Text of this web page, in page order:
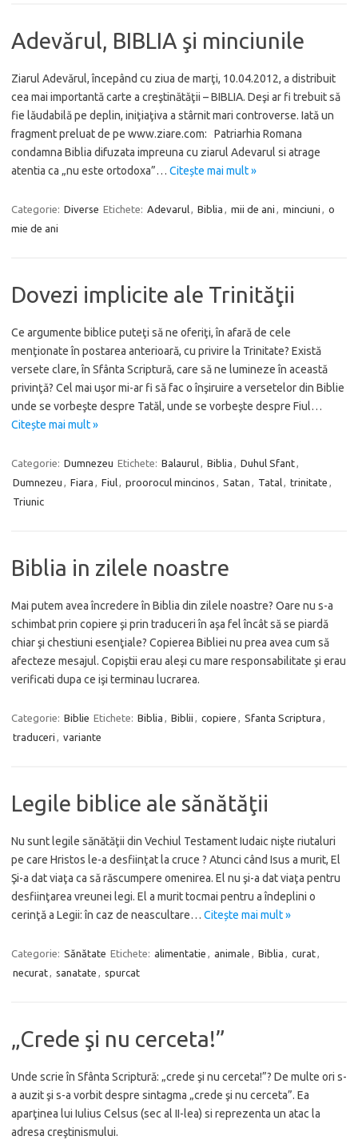
Adevărul, BIBLIA şi minciunile
Ziarul Adevărul, începând cu ziua de marţi, 10.04.2012, a distribuit
cea mai importantă carte a creştinătăţii – BIBLIA. Deşi ar fi trebuit să
fie lăudabilă pe deplin, iniţiaţiva a stârnit mari controverse. Iată un
fragment preluat de pe www.ziare.com: Patriarhia Romana
condamna Biblia difuzata impreuna cu ziarul Adevarul si atrage
atentia ca „nu este ortodoxa”… Citește mai mult »
Categorie: Diverse Etichete: Adevarul Biblia mii de ani minciuni
o
mie de ani
Dovezi implicite ale Trinităţii
Ce argumente biblice puteţi să ne oferiţi, în afară de cele
menţionate în postarea anterioară, cu privire la Trinitate? Există
versete clare, în Sfânta Scriptură, care să ne lumineze în această
privinţă? Cel mai uşor mi-ar fi să fac o înşiruire a versetelor din Biblie
unde se vorbeşte despre Tatăl, unde se vorbeşte despre Fiul…
Citește mai mult »
Categorie: Dumnezeu Etichete: Balaurul Biblia Duhul Sfant
Dumnezeu
Fiara Fiul proorocul mincinos Satan Tatal trinitate
Triunic
Biblia in zilele noastre
Mai putem avea încredere în Biblia din zilele noastre? Oare nu s-a
schimbat prin copiere şi prin traduceri în aşa fel încât să se piardă
chiar şi chestiuni esenţiale? Copierea Bibliei nu prea avea cum să
afecteze mesajul. Copiştii erau aleşi cu mare responsabilitate şi erau
verificati dupa ce işi terminau lucrarea.
Categorie: Biblie Etichete: Biblia Biblii copiere Sfanta Scriptura
traduceri
variante
Legile biblice ale sănătăţii
Nu sunt legile sănătăţii din Vechiul Testament Iudaic nişte riutaluri
pe care Hristos le-a desfiinţat la cruce ? Atunci când Isus a murit, El
Şi-a dat viaţa ca să răscumpere omenirea. El nu şi-a dat viaţa pentru
desfiinţarea vreunei legi. El a murit tocmai pentru a îndeplini o
cerinţă a Legii: în caz de neascultare… Citește mai mult »
Categorie: Sănătate Etichete: alimentatie animale Biblia curat
necurat
sanatate spurcat
„Crede şi nu cerceta!”
Unde scrie în Sfânta Scriptură: „crede şi nu cerceta!”? De multe ori s-
a auzit şi s-a vorbit despre sintagma „crede şi nu cerceta”. Ea
aparţinea lui Iulius Celsus (sec al II-lea) si reprezenta un atac la
adresa creştinismului.